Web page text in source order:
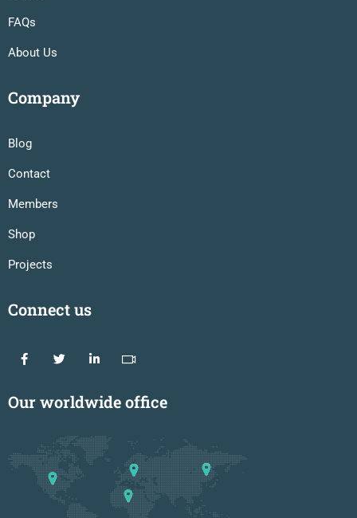
FAQs
About Us
Company
Blog
Contact
Members
Shop
Projects
Connect us
Our worldwide office